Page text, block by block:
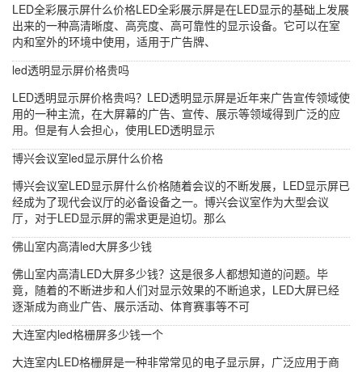
LED全彩展示屏什么价格LED全彩展示屏是在LED显示的基础上发展
出来的一种高清晰度、高亮度、高可靠性的显示设备。它可以在室
内和室外的环境中使用，适用于广告牌、
led透明显示屏价格贵吗
LED透明显示屏价格贵吗？LED透明显示屏是近年来广告宣传领域使
用的一种主流，在大屏幕的广告、宣传、展示等领域得到广泛的应
用。但是有人会担心，使用LED透明显示
博兴会议室led显示屏什么价格
博兴会议室LED显示屏什么价格随着会议的不断发展，LED显示屏已
经成为了现代会议厅的必备设备之一。博兴会议室作为大型会议
厅，对于LED显示屏的需求更是迫切。那么
佛山室内高清led大屏多少钱
佛山室内高清LED大屏多少钱？这是很多人都想知道的问题。毕
竟，随着的不断进步和人们对显示效果的不断追求，LED大屏已经
逐渐成为商业广告、展示活动、体育赛事等不可
大连室内led格栅屏多少钱一个
大连室内LED格栅屏是一种非常常见的电子显示屏，广泛应用于商